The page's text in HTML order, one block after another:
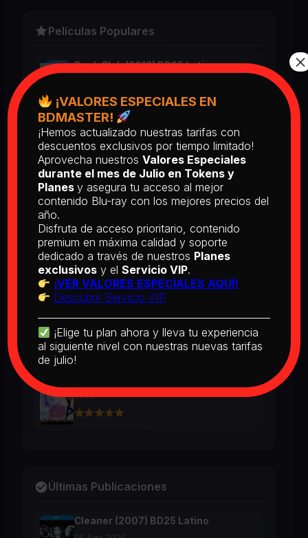
Películas Populares
Book Club (2018) BD25 Latino
Return of the Living Dead: Part II
(1988) BD25 Latino
2025
Earth [Criterion Collection] (1976)
BD25 Subtitulado
2026
[PEDIDO] Boogie Nights (1997) BD25
2026
2026
Últimas Publicaciones
Cleaner (2007) BD25 Latino
¡VALORES ESPECIALES EN
BDMASTER!
¡Hemos actualizado nuestras tarifas con
descuentos exclusivos por tiempo limitado!
Aprovecha nuestros Valores Especiales
durante el mes de Julio en Tokens y
Planes y asegura tu acceso al mejor
contenido Blu-ray con los mejores precios del
año.
Disfruta de acceso prioritario, contenido
premium en máxima calidad y soporte
dedicado a través de nuestros Planes
exclusivos y el Servicio VIP.
¡VER VALORES ESPECIALES AQUÍ!
Descubrir Servicio VIP
¡Elige tu plan ahora y lleva tu experiencia
al siguiente nivel con nuestras nuevas tarifas
de julio!
×